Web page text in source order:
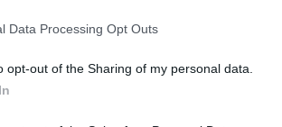
Data Processing Opt Outs
opt-out of the Sharing of my personal data.
θυμήθηκε ένα κόλπο που
- 27 Φεβρουαρίου 2024
πανικοβλήθηκε όταν έχασε το 3 ετών